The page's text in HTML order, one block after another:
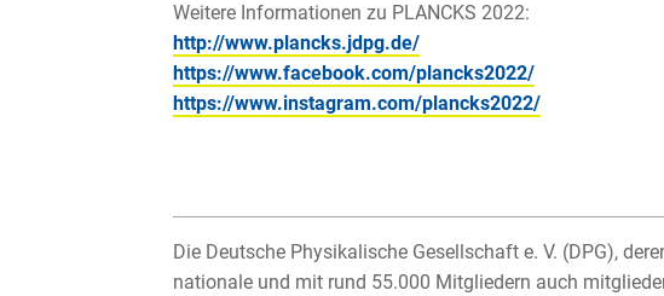
Weitere Informationen zu PLANCKS 2022:
http://www.plancks.jdpg.de/
https://www.facebook.com/plancks2022/
https://www.instagram.com/plancks2022/
Die Deutsche Physikalische Gesellschaft e. V. (DPG),
nationale und mit rund 55.000 Mitgliedern auch